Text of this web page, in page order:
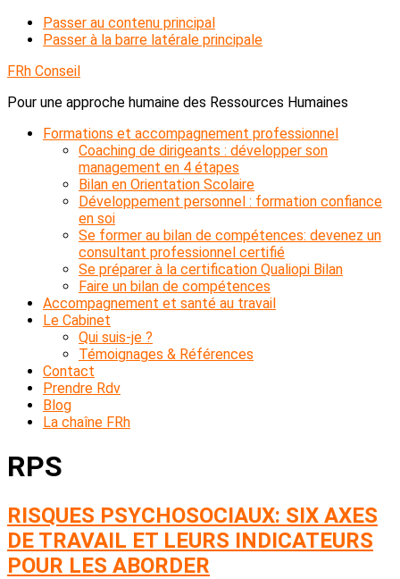
Passer au contenu principal
Passer à la barre latérale principale
FRh Conseil
Pour une approche humaine des Ressources Humaines
Formations et accompagnement professionnel
Coaching de dirigeants : développer son
management en 4 étapes
Bilan en Orientation Scolaire
Développement personnel : formation confiance
en soi
Se former au bilan de compétences: devenez un
consultant professionnel certifié
Se préparer à la certification Qualiopi Bilan
Faire un bilan de compétences
Accompagnement et santé au travail
Le Cabinet
Qui suis-je ?
Témoignages & Références
Contact
Prendre Rdv
Blog
La chaîne FRh
RPS
RISQUES PSYCHOSOCIAUX: SIX AXES
DE TRAVAIL ET LEURS INDICATEURS
POUR LES ABORDER